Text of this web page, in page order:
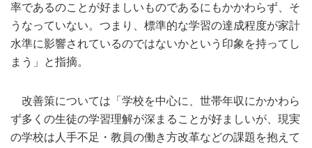
率であるのことが好ましいものであるにもかかわらず、そ
うなっていない。つまり、標準的な学習の達成程度が家計
水準に影響されているのではないかという印象を持ってし
まう」と指摘。
改善策については「学校を中心に、世帯年収にかかわら
ず多くの生徒の学習理解が深まることが好ましいが、現実
の学校は人手不足・教員の働き方改革などの課題を抱えて